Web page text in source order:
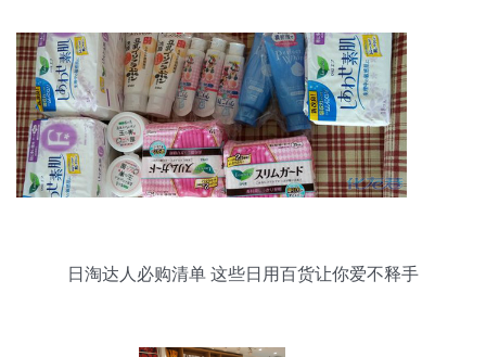
日淘达人必购清单 这些日用百货让你爱不释手